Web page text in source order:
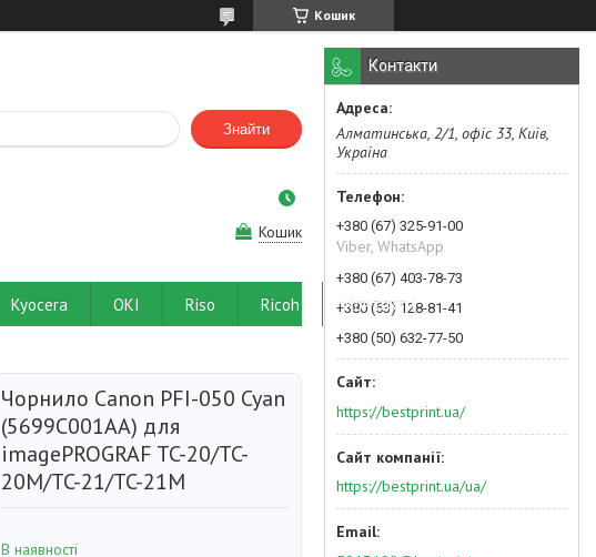
Кошик
Знайти
Кошик
Kyocera OKI Riso Ricoh Контакти
Чорнило Canon PFI-050 Cyan
(5699C001AA) для
imagePROGRAF TC-20/TC-
20M/TC-21/TC-21M
В наявності
Контакти
Алматинська, 2/1, офіс 33, Київ,
Україна
+380 (67) 325-91-00
Viber, WhatsApp
+380 (67) 403-78-73
+380 (63) 128-81-41
+380 (50) 632-77-50
https://bestprint.ua/
https://bestprint.ua/ua/